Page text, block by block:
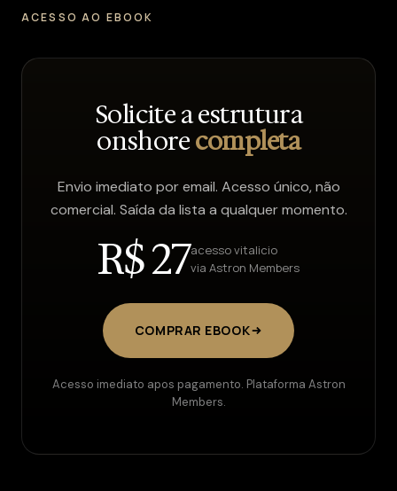
ACESSO AO EBOOK
Solicite a estrutura
onshorecompleta
Envio imediato por email. Acesso único, não
comercial. Saída da lista a qualquer momento.
R$ 27acesso vitalicio
via Astron Members
COMPRAR EBOOK
Acesso imediato apos pagamento. Plataforma Astron
Members.